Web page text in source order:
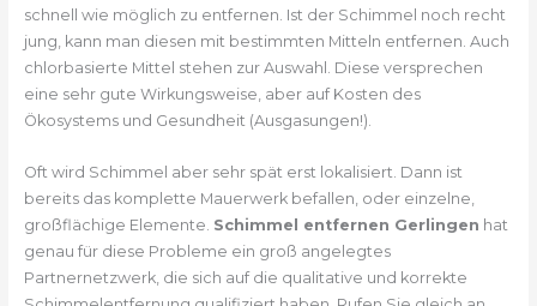
schnell wie möglich zu entfernen. Ist der Schimmel noch recht
jung, kann man diesen mit bestimmten Mitteln entfernen. Auch
chlorbasierte Mittel stehen zur Auswahl. Diese versprechen
eine sehr gute Wirkungsweise, aber auf Kosten des
Ökosystems und Gesundheit (Ausgasungen!).
Oft wird Schimmel aber sehr spät erst lokalisiert. Dann ist
bereits das komplette Mauerwerk befallen, oder einzelne,
großflächige Elemente. Schimmel entfernen Gerlingen hat
genau für diese Probleme ein groß angelegtes
Partnernetzwerk, die sich auf die qualitative und korrekte